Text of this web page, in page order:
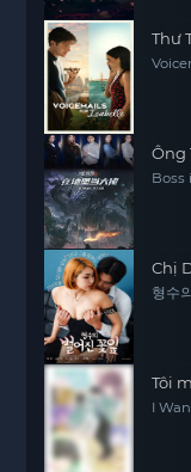
Thư
Ông
Boss
Chị
형수
Tôi
I